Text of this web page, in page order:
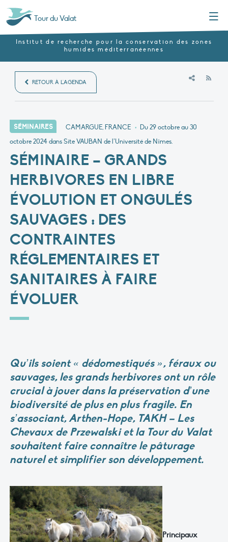
Tour du Valat
Institut de recherche pour la conservation des zones
humides méditerranéennes
RETOUR À L'AGENDA
SÉMINAIRES CAMARGUE, FRANCE • Du 29 octobre au 30
octobre 2024dans Site VAUBAN de l’Université de Nîmes.
SÉMINAIRE – GRANDS
HERBIVORES EN LIBRE
ÉVOLUTION ET ONGULÉS
SAUVAGES : DES
CONTRAINTES
RÉGLEMENTAIRES ET
SANITAIRES À FAIRE
ÉVOLUER
Qu’ils soient « dédomestiqués », féraux ou
sauvages, les grands herbivores ont un rôle
crucial à jouer dans la préservation d’une
biodiversité de plus en plus fragile. En
s’associant,Arthen-Hope, TAKH – Les
Chevaux de Przewalskietla Tour du Valat
souhaitent faire connaître le pâturage
naturel et simplifier son développement.
Principaux